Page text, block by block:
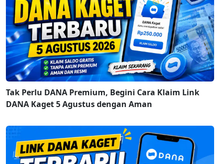
Tak Perlu DANA Premium, Begini Cara Klaim Link
DANA Kaget 5 Agustus dengan Aman